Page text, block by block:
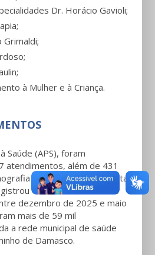
Dr. Horácio Gavioli;
Grimaldi;
à Mulher e à Criança.
Saúde (APS), foram
atendimentos, além de 431
realizados. Já o Hospital
16.990 atendimentos
dezembro de 2025 e maio
mais de 59 mil
a rede municipal de saúde
de Damasco.